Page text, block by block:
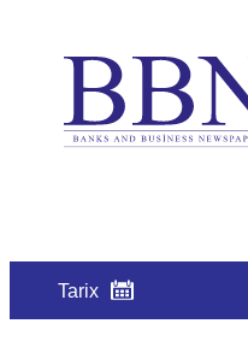
Tarix